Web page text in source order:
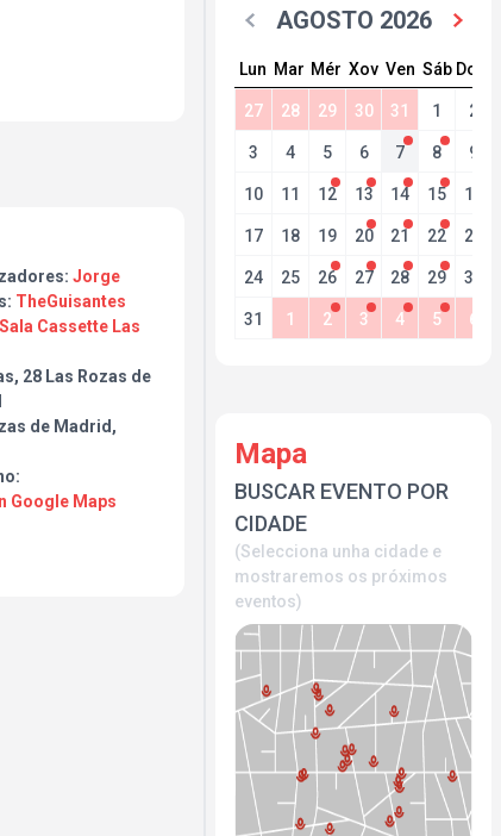
Jorge
TheGuisantes
Sala Cassette Las
28 Las Rozas de
de Madrid,
Google Maps
AGOSTO 2026
Lun Mar Mér Xov Ven Sáb Dom
27 28 29 30 31 1 2
3 4 5 6 7 8 9
10 11 12 13 14 15 16
17 18 19 20 21 22 23
24 25 26 27 28 29 30
31 1 2 3 4 5 6
Mapa
BUSCAR EVENTO POR
CIDADE
(Selecciona unha cidade e
mostraremos os próximos
eventos)